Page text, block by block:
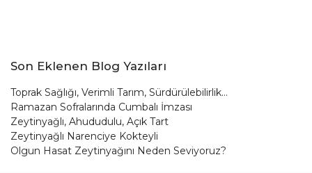
Son Eklenen Blog Yazıları
Toprak Sağlığı, Verimli Tarım, Sürdürülebilirlik...
Ramazan Sofralarında Cumbalı İmzası
Zeytinyağlı, Ahududulu, Açık Tart
Zeytinyağlı Narenciye Kokteyli
Olgun Hasat Zeytinyağını Neden Seviyoruz?